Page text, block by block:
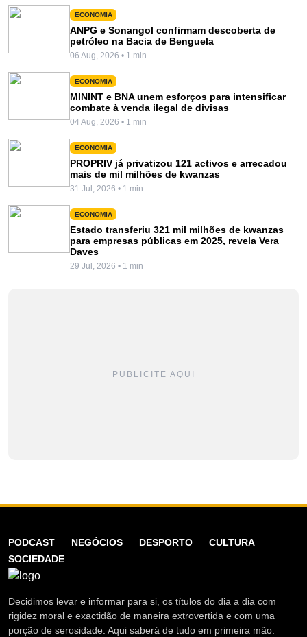
ECONOMIA
ANPG e Sonangol confirmam descoberta de
petróleo na Bacia de Benguela
06 Aug, 2026 • 1 min
ECONOMIA
MININT e BNA unem esforços para intensificar
combate à venda ilegal de divisas
04 Aug, 2026 • 1 min
ECONOMIA
PROPRIV já privatizou 121 activos e arrecadou
mais de mil milhões de kwanzas
31 Jul, 2026 • 1 min
ECONOMIA
Estado transferiu 321 mil milhões de kwanzas
para empresas públicas em 2025, revela Vera
Daves
29 Jul, 2026 • 1 min
PUBLICITE AQUI
PODCAST NEGÓCIOS DESPORTO
CULTURA
SOCIEDADE
Decidimos levar e informar para si, os títulos do dia a dia com
rigidez moral e exactidão de maneira extrovertida e com uma
porção de serosidade. Aqui saberá de tudo em primeira mão.